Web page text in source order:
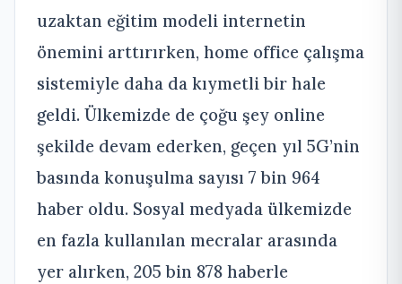
uzaktan eğitim modeli internetin
önemini arttırırken, home office çalışma
sistemiyle daha da kıymetli bir hale
geldi. Ülkemizde de çoğu şey online
şekilde devam ederken, geçen yıl 5G’nin
basında konuşulma sayısı 7 bin 964
haber oldu. Sosyal medyada ülkemizde
en fazla kullanılan mecralar arasında
yer alırken, 205 bin 878 haberle